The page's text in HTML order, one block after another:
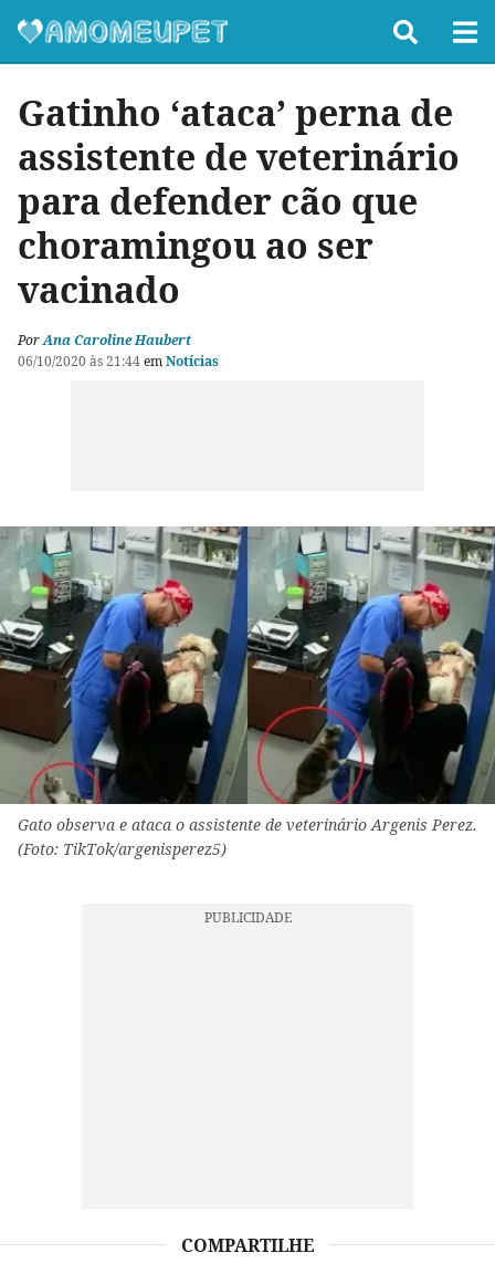
Gatinho ‘ataca’ perna de
assistente de veterinário
para defender cão que
choramingou ao ser
vacinado
PorAna Caroline Haubert
06/10/2020 às 21:44emNotícias
Gato observa e ataca o assistente de veterinário Argenis Perez.
(Foto: TikTok/argenisperez5)
COMPARTILHE